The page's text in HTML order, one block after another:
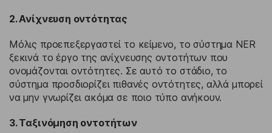
2. Ανίχνευση οντότητας
Μόλις προεπεξεργαστεί το κείμενο, το σύστημα NER
ξεκινά το έργο της ανίχνευσης οντοτήτων που
ονομάζονται οντότητες. Σε αυτό το στάδιο, το
σύστημα προσδιορίζει πιθανές οντότητες, αλλά μπορεί
να μην γνωρίζει ακόμα σε ποιο τύπο ανήκουν.
3. Ταξινόμηση οντοτήτων